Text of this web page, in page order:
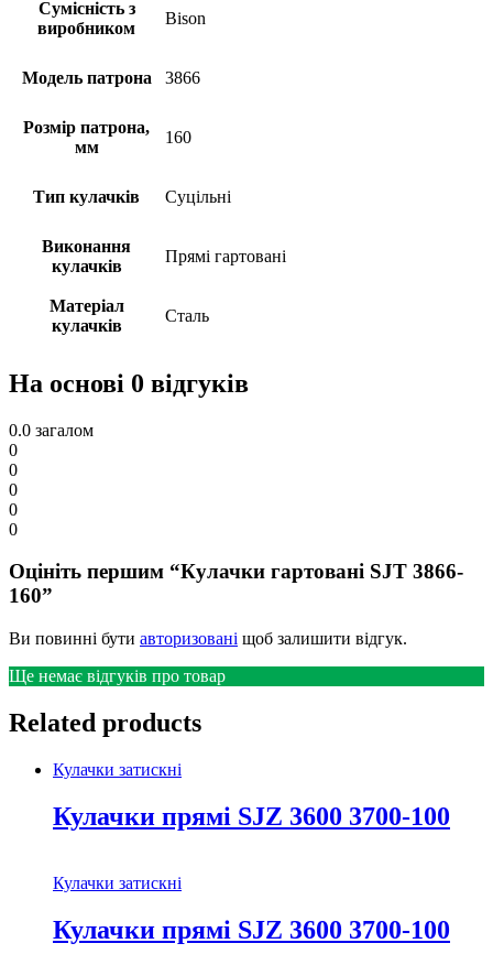
Сумісність з
виробником
Bison
Модель патрона 3866
Розмір патрона,
мм
160
Тип кулачків Суцільні
Виконання
кулачків
Прямі гартовані
Матеріал
кулачків
Сталь
На основі 0 відгуків
0.0 загалом
0
0
0
0
0
Оцініть першим “Кулачки гартовані SJT 3866-
160”
Ви повинні бути авторизовані щоб залишити відгук.
Ще немає відгуків про товар
Related products
Кулачки затискні
Кулачки прямі SJZ 3600 3700-100
Кулачки затискні
Кулачки прямі SJZ 3600 3700-100